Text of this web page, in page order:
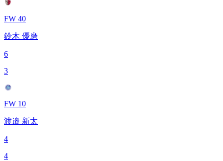
FW 40
鈴木 優磨
6
3
FW 10
渡邉 新太
4
4